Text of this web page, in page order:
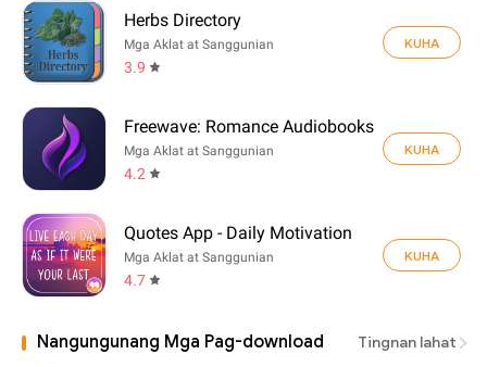
Herbs Directory
Mga Aklat at Sanggunian
3.9
KUHA
Freewave: Romance Audiobooks
Mga Aklat at Sanggunian
4.2
KUHA
Quotes App - Daily Motivation
Mga Aklat at Sanggunian
4.7
KUHA
Nangungunang Mga Pag-download Tingnan lahat